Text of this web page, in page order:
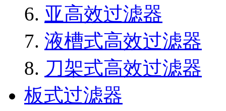
亚高效过滤器
液槽式高效过滤器
刀架式高效过滤器
板式过滤器